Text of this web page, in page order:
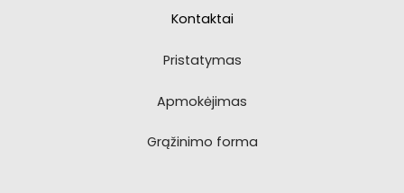
Kontaktai
Pristatymas
Apmokėjimas
Grąžinimo forma